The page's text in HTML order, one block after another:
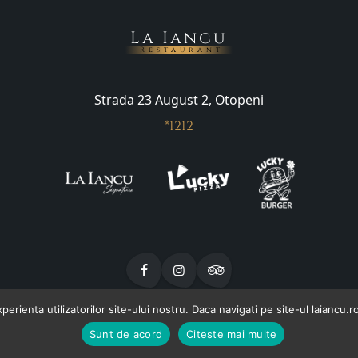
La Iancu
Restaurant
Strada 23 August 2, Otopeni
*1212
de utilizare Cookie-uriAlergeniValori nutriționale
utilizatorilor site-ului nostru. Daca navigati pe site-ul
Sunt de acord
Citeste mai multe